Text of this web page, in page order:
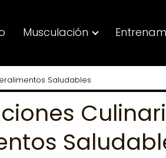
Musculación
Saludables